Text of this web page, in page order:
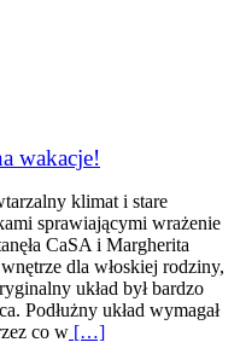
wakacje!
klimat i stare
sprawiającymi wrażenie
CaSA i Margherita
dla włoskiej rodziny,
układ był bardzo
Podłużny układ wymagał
co w […]